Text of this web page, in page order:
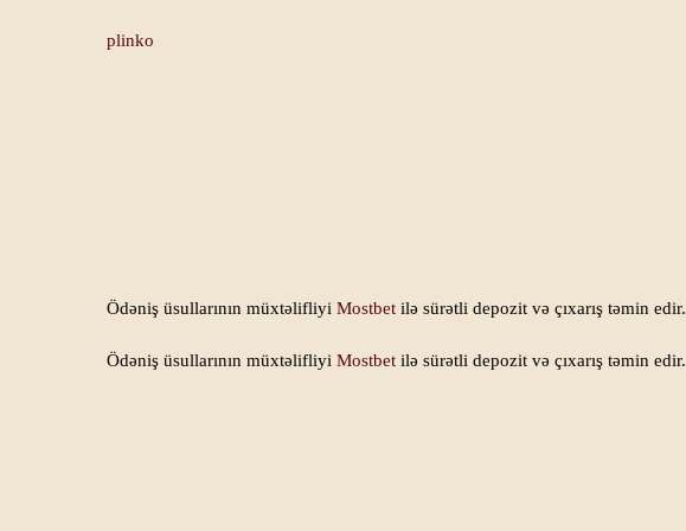
plinko
Ödəniş üsullarının müxtəlifliyiMostbet ilə sürətli depozit və çıxarış təmin edir.
Ödəniş üsullarının müxtəlifliyiMostbet ilə sürətli depozit və çıxarış təmin edir.